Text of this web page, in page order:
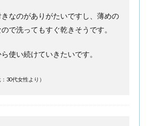
なのがありがたいですし、薄めの
で洗ってもすぐ乾きそうです。
使い続けていきたいです。
：30代女性より）